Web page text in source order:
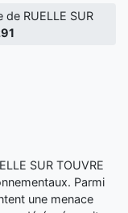
RUELLE SUR
SUR TOUVRE
Parmi
une menace